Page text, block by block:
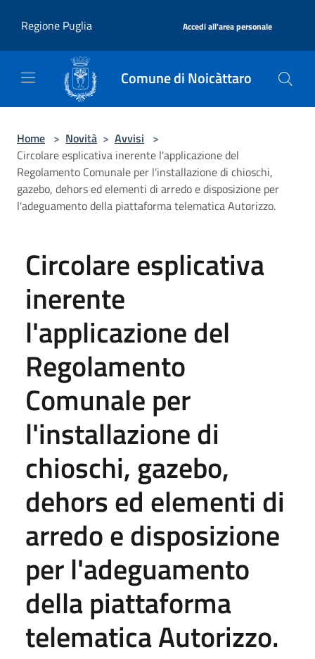
Regione Puglia
Accedi all'area personale
Comune di Noicàttaro
Home > Novità > Avvisi >
Circolare esplicativa inerente l'applicazione del
Regolamento Comunale per l'installazione di chioschi,
gazebo, dehors ed elementi di arredo e disposizione per
l'adeguamento della piattaforma telematica Autorizzo.
Circolare esplicativa
inerente
l'applicazione del
Regolamento
Comunale per
l'installazione di
chioschi, gazebo,
dehors ed elementi di
arredo e disposizione
per l'adeguamento
della piattaforma
telematica Autorizzo.